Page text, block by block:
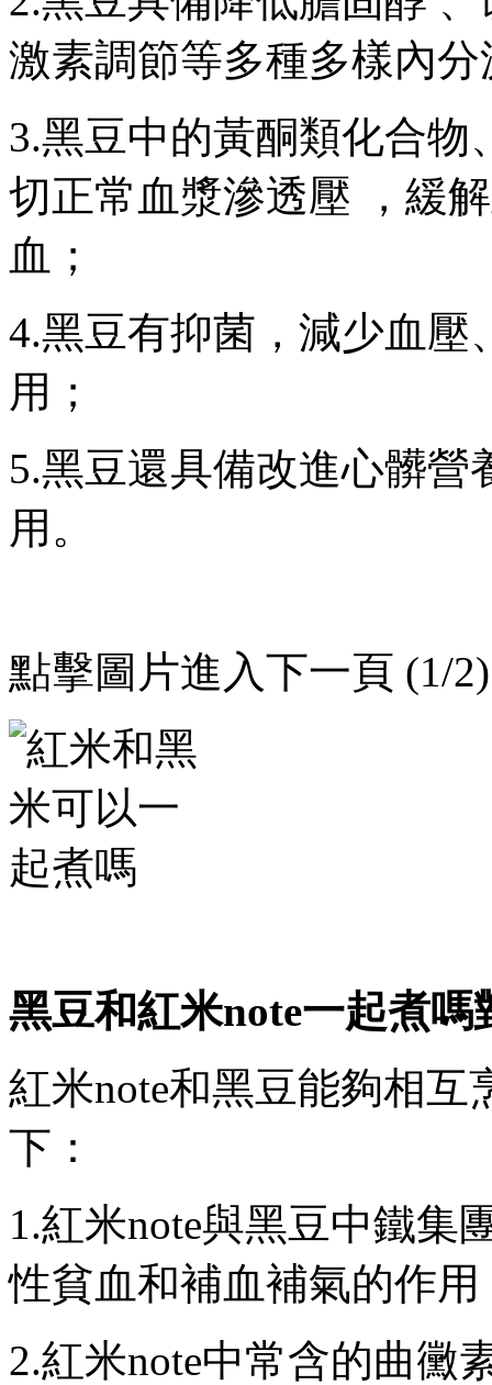
激素調節等多種多樣內
3.黑豆中的黃酮類化合物
切正常血漿滲透壓 ，緩
血；
4.黑豆有抑菌 ，減少血
用；
5.黑豆還具備改進心髒營養
用。
點擊圖片進入下一頁 (1/2)
黑豆和紅米note一起煮
紅米note和黑豆能夠相互烹
下：
1.紅米note與黑豆中鐵集
性貧血和補血補氣的作用
2.紅米note中常含的曲黴素